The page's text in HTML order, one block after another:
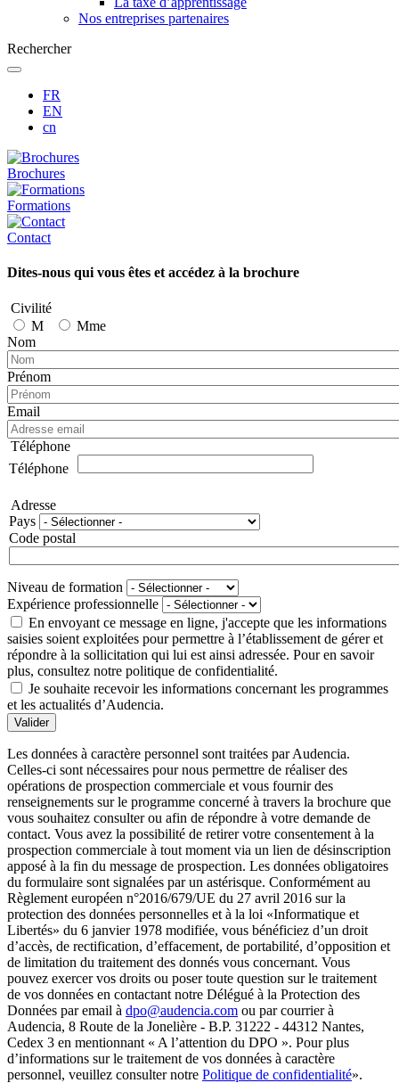
Nos entreprises partenaires
Rechercher
FR
EN
cn
Brochures
Formations
Contact
Dites-nous qui vous êtes et accédez à la brochure
Civilité
M
Mme
Nom
Prénom
Email
Téléphone
Téléphone
Adresse
Pays
Code postal
Niveau de formation
Expérience professionnelle
En envoyant ce message en ligne, j'accepte que les informations
saisies soient exploitées pour permettre à l’établissement de gérer et
répondre à la sollicitation qui lui est ainsi adressée. Pour en savoir
plus, consultez notre politique de confidentialité.
Je souhaite recevoir les informations concernant les programmes
et les actualités d’Audencia.
Valider
Les données à caractère personnel sont traitées par Audencia.
Celles-ci sont nécessaires pour nous permettre de réaliser des
opérations de prospection commerciale et vous fournir des
renseignements sur le programme concerné à travers la brochure que
vous souhaitez consulter ou afin de répondre à votre demande de
contact. Vous avez la possibilité de retirer votre consentement à la
prospection commerciale à tout moment via un lien de désinscription
apposé à la fin du message de prospection. Les données obligatoires
du formulaire sont signalées par un astérisque. Conformément au
Règlement européen n°2016/679/UE du 27 avril 2016 sur la
protection des données personnelles et à la loi «Informatique et
Libertés» du 6 janvier 1978 modifiée, vous bénéficiez d’un droit
d’accès, de rectification, d’effacement, de portabilité, d’opposition et
de limitation du traitement des donnés vous concernant. Vous
pouvez exercer vos droits ou poser toute question sur le traitement
de vos données en contactant notre Délégué à la Protection des
Données par email à dpo@audencia.com ou par courrier à
Audencia, 8 Route de la Jonelière - B.P. 31222 - 44312 Nantes,
Cedex 3 en mentionnant « A l’attention du DPO ». Pour plus
d’informations sur le traitement de vos données à caractère
personnel, veuillez consulter notre Politique de confidentialité».